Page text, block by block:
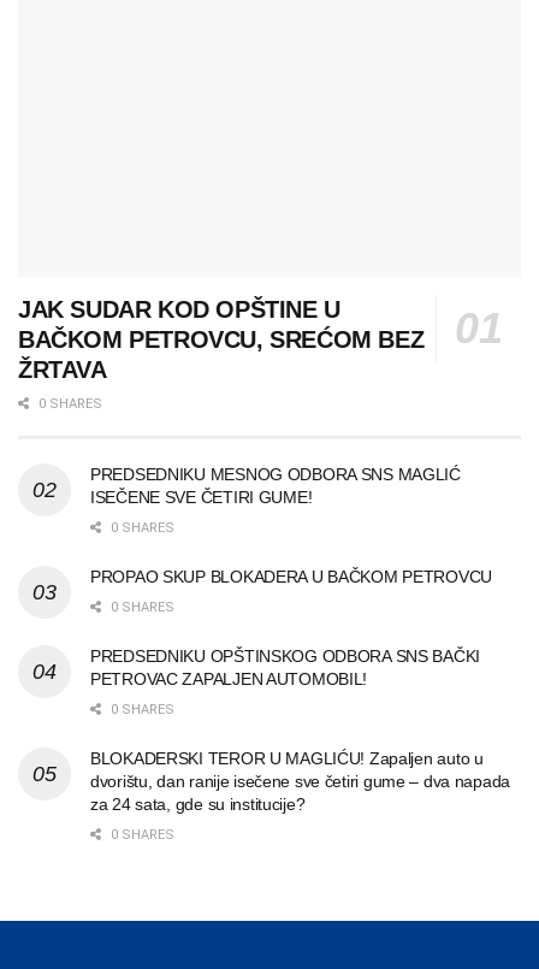
JAK SUDAR KOD OPŠTINE U
BAČKOM PETROVCU, SREĆOM BEZ
ŽRTAVA
0 SHARES
PREDSEDNIKU MESNOG ODBORA SNS MAGLIĆ
ISEČENE SVE ČETIRI GUME!
0 SHARES
PROPAO SKUP BLOKADERA U BAČKOM PETROVCU
0 SHARES
PREDSEDNIKU OPŠTINSKOG ODBORA SNS BAČKI
PETROVAC ZAPALJEN AUTOMOBIL!
0 SHARES
BLOKADERSKI TEROR U MAGLIĆU! Zapaljen auto u
dvorištu, dan ranije isečene sve četiri gume – dva napada
za 24 sata, gde su institucije?
0 SHARES